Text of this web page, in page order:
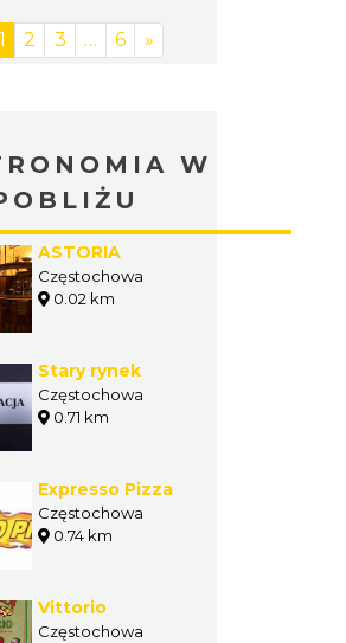
1 2 3 … 6 »
W
ASTORIA
Częstochowa
0.02 km
Stary rynek
Częstochowa
0.71 km
Expresso Pizza
Częstochowa
0.74 km
Vittorio
Częstochowa